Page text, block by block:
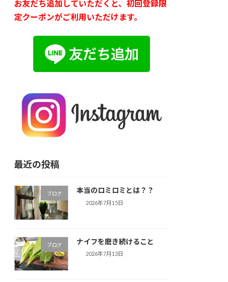
お友だち追加していただくと、初回登録限
定クーポンがご利用いただけます。
最近の投稿
ブログ 本当のロミロミとは？？
2026年7月15日
ブログ ナイフを磨き続けること
2026年7月13日